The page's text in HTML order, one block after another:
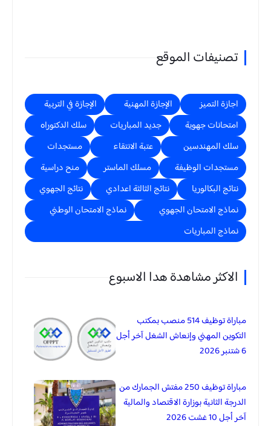
تصنيفات الموقع
اجازة التميز الإجازة المهنية
الإجازة في التربية
امتحانات جهوية
جديد المباريات
سلك الدكتوراه
سلك المهندسين
عتبة الانتقاء
مستجدات
مستجدات الوظيفة
مسلك الماستر
منح دراسية
نتائج البكالوريا
نتائج الثالثة اعدادي
نتائج الجهوي
نماذج الامتحان الجهوي
نماذج الامتحان الوطني
نماذج المباريات
الاكثر مشاهدة هدا الاسبوع
مباراة توظيف 514 منصب بمكتب
التكوين المهني وإنعاش الشغل آخر أجل
6 شتنبر 2026
مباراة توظيف 250 مفتش الجمارك من
الدرجة الثانية بوزارة الاقتصاد والمالية
آخر أجل 10 غشت 2026